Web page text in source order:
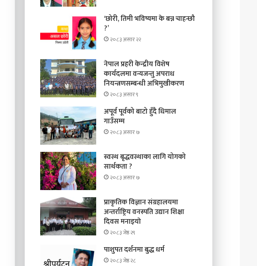
‘छोरी, तिमी भविष्यमा के बन्न चाहन्छौ
?’
२०८३ असार २२
नेपाल प्रहरी केन्द्रीय विशेष
कार्यदलमा वन्यजन्तु अपराध
नियन्त्रणसम्बन्धी अभिमुखीकरण
२०८३ असार ९
अपूर्व पूर्वको बाटो हुँदै धिमाल
गाउँसम्म
२०८३ असार ७
स्वस्थ बृद्धवस्थाका लागि योगको
सार्थकता ?
२०८३ असार ७
प्राकृतिक विज्ञान संग्रहालयमा
अन्तर्राष्ट्रिय वनस्पति उद्यान शिक्षा
दिवस मनाइयाे
२०८३ जेष्ठ २९
पाशुपत दर्शनमा बुद्ध धर्म​
२०८३ जेष्ठ २८